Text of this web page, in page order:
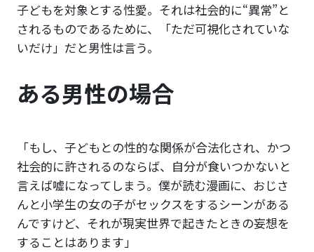
子どもを対象とする性愛。それは社会的に“異常”と
されるものであるために、「ただ可視化されていな
いだけ」だと男性は言う。
ある男性の場合
「もし、子どもとの性的な関係が合法化され、かつ
社会的に許されるのならば、自分が食いつかないと
言えば嘘になってしまう。僕が読む漫画に、おじさ
んと小学生の女の子がセックスをするシーンがある
んですけど、それが現実世界で起きたときの妄想を
することはあります」